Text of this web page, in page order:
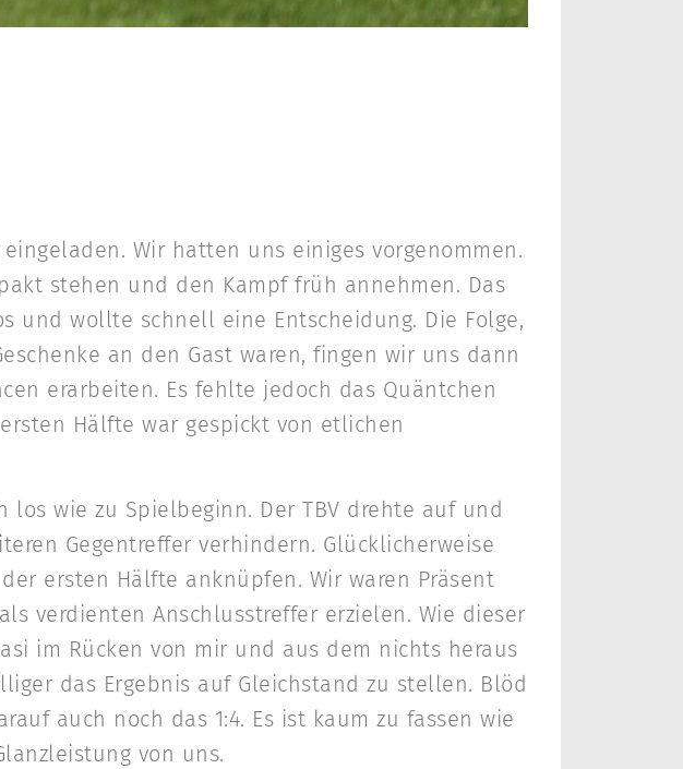
Wir hatten uns einiges vorgenommen.
stehen und den Kampf früh annehmen. Das
und wollte schnell eine Entscheidung. Die Folge,
an den Gast waren, fingen wir uns dann
erarbeiten. Es fehlte jedoch das Quäntchen
Hälfte war gespickt von etlichen
wie zu Spielbeginn. Der TBV drehte auf und
Gegentreffer verhindern. Glücklicherweise
ersten Hälfte anknüpfen. Wir waren Präsent
verdienten Anschlusstreffer erzielen. Wie dieser
im Rücken von mir und aus dem nichts heraus
das Ergebnis auf Gleichstand zu stellen. Blöd
auch noch das 1:4. Es ist kaum zu fassen wie
von uns.